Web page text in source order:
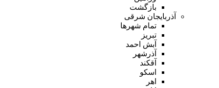
بازگشت
آذربایجان شرقی
تمام شهر‌ها
تبریز
آبش احمد
آذرشهر
آقکند
اسکو
اهر